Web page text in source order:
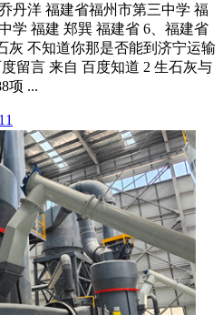
丹洋 福建省福州市第三中学 福
学 福建 郑巽 福建省 6、福建省
灰 不知道你那是否能到济宁运输
留言 来自 百度知道 2 生石灰与
项 ...